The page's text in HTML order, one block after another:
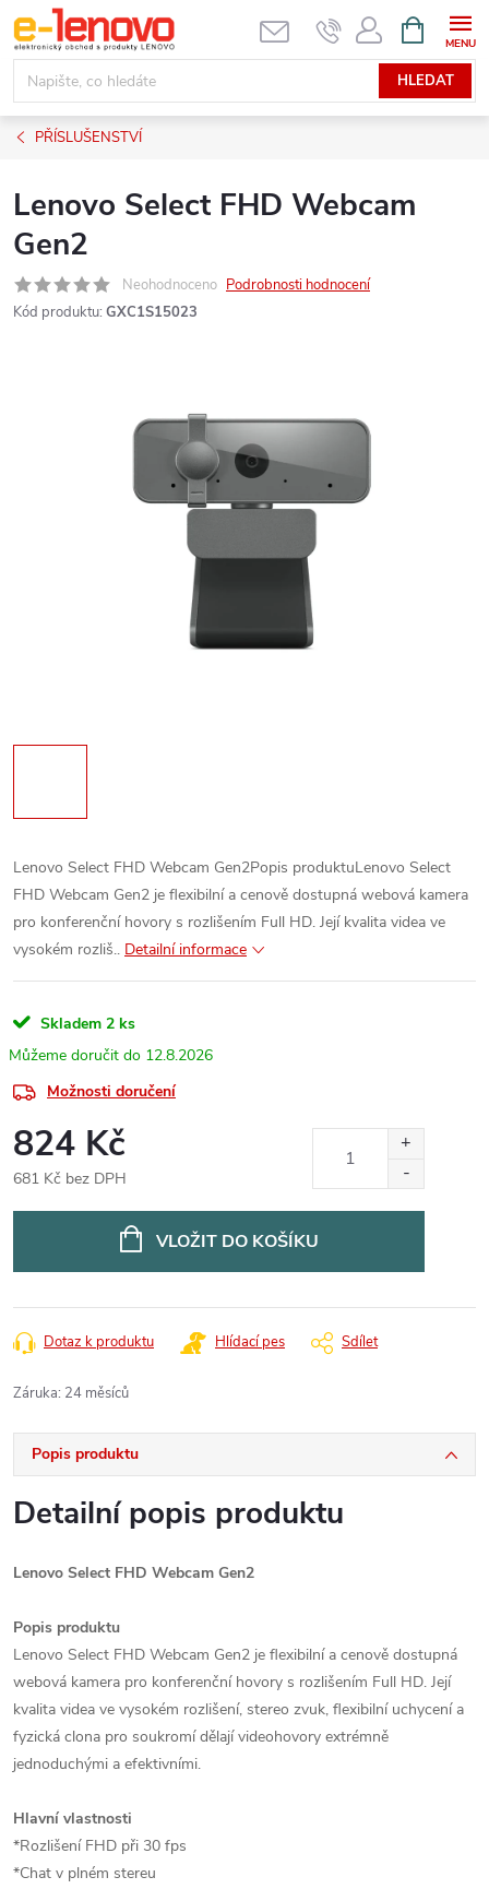
Přejít
na
obsah
HLEDAT
NÁKUPNÍ
KOŠÍK
PŘÍSLUŠENSTVÍ
Lenovo Select FHD Webcam
Gen2
Neohodnoceno Podrobnosti hodnocení
Kód produktu: GXC1S15023
Lenovo Select FHD Webcam Gen2Popis produktuLenovo Select
FHD Webcam Gen2 je flexibilní a cenově dostupná webová kamera
pro konferenční hovory s rozlišením Full HD. Její kvalita videa ve
vysokém rozliš.. Detailní informace
Skladem 2 ks
12.8.2026
Možnosti doručení
824 Kč
681 Kč bez DPH
VLOŽIT DO KOŠÍKU
Dotaz k produktu Hlídací pes Sdílet
Záruka: 24 měsíců
Popis produktu
Detailní popis produktu
Lenovo Select FHD Webcam Gen2
Popis produktu
Lenovo Select FHD Webcam Gen2 je flexibilní a cenově dostupná
webová kamera pro konferenční hovory s rozlišením Full HD. Její
kvalita videa ve vysokém rozlišení, stereo zvuk, flexibilní uchycení a
fyzická clona pro soukromí dělají videohovory extrémně
jednoduchými a efektivními.
Hlavní vlastnosti
*Rozlišení FHD při 30 fps
*Chat v plném stereu